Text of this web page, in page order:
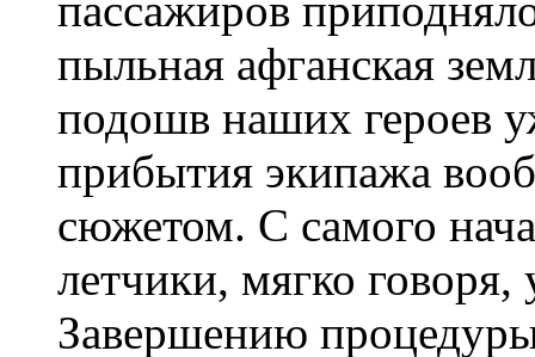
пыльная афганская
подошв наших героев
прибытия экипажа
сюжетом. С самого
летчики, мягко говоря,
Завершению